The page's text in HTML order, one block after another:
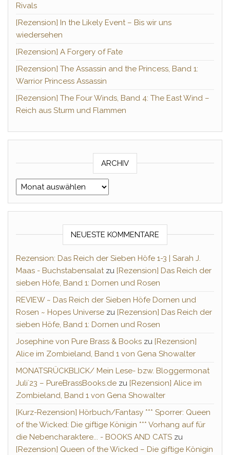
Rivals
[Rezension] In the Likely Event – Bis wir uns
wiedersehen
[Rezension] A Forgery of Fate
[Rezension] The Assassin and the Princess, Band 1:
Warrior Princess Assassin
[Rezension] The Four Winds, Band 4: The East Wind –
Reich aus Sturm und Flammen
ARCHIV
Archiv
NEUESTE KOMMENTARE
Rezension: Das Reich der Sieben Höfe 1-3 | Sarah J.
Maas - Buchstabensalatzu [Rezension] Das Reich der
sieben Höfe, Band 1: Dornen und Rosen
REVIEW ~ Das Reich der Sieben Höfe Dornen und
Rosen ~ Hopes Universe zu [Rezension] Das Reich der
sieben Höfe, Band 1: Dornen und Rosen
Josephine von Pure Brass & Books zu [Rezension]
Alice im Zombieland, Band 1 von Gena Showalter
MONATSRÜCKBLICK/ Mein Lese- bzw. Bloggermonat
Juli´23 – PureBrassBooks.de zu [Rezension] Alice im
Zombieland, Band 1 von Gena Showalter
[Kurz-Rezension] Hörbuch/Fantasy *** Sporrer: Queen
of the Wicked: Die giftige Königin *** Vorhang auf für
die Nebencharaktere... - BOOKS AND CATS zu
[Rezension] Queen of the Wicked – Die giftige Königin